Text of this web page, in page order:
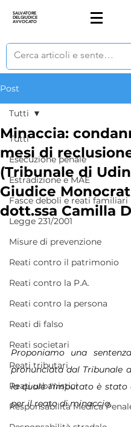
SALVATORE
DELGIUDICE
AVVOCATO
Post
Tutti
Esecuzione penale
Estradizione e MAE
Fasce deboli e reati familiari
Legge 231/2001
Misure di prevenzione
Reati contro il patrimonio
Reati contro la P.A.
Reati contro la persona
Reati di falso
Reati societari
Reati tributari
Reati urbanistici
Responsabilità Medica
Tutti
Minaccia:
mesi di
(Tribunale di
Giudice
dott.ssa Camilla
Proponiamo una
pronunciata dal Tribunale
la quale l'imputato è stato
per il reato di minaccia.